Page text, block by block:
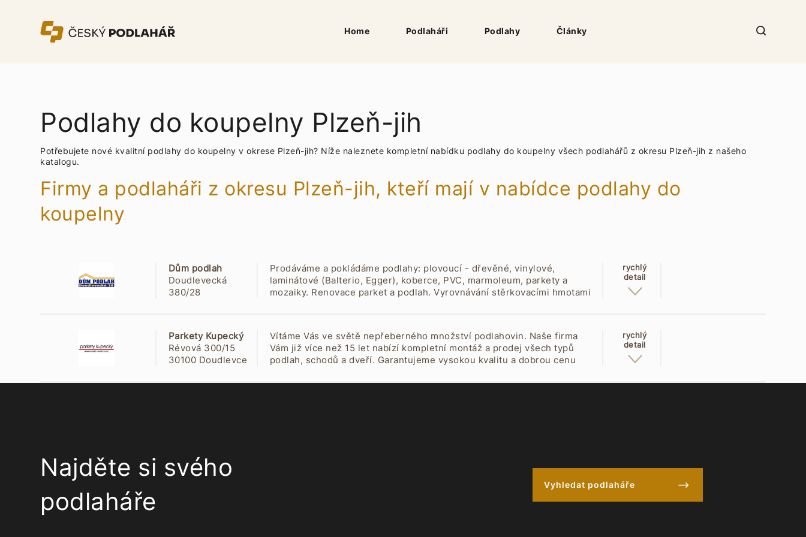
Home Podlaháři Podlahy Články
Podlahy do koupelny Plzeň-jih
Potřebujete nové kvalitní podlahy do koupelny v okrese Plzeň-jih? Níže naleznete kompletní nabídku podlahy do koupelny všech podlahářů z okresu Plzeň-jih z našeho
katalogu.
Firmy a podlaháři z okresu Plzeň-jih, kteří mají v nabídce podlahy do
koupelny
Dům podlah
Doudlevecká
380/28
Prodáváme a pokládáme podlahy: plovoucí - dřevěné, vinylové,
laminátové (Balterio, Egger), koberce, PVC, marmoleum, parkety a
mozaiky. Renovace parket a podlah. Vyrovnávání stěrkovacími hmotami
rychlý
detail
Parkety Kupecký
Révová 300/15
30100 Doudlevce
Vítáme Vás ve světě nepřeberného množství podlahovin. Naše firma
Vám již více než 15 let nabízí kompletní montáž a prodej všech typů
podlah, schodů a dveří. Garantujeme vysokou kvalitu a dobrou cenu
rychlý
detail
Najděte si svého
podlaháře
Vyhledat podlaháře